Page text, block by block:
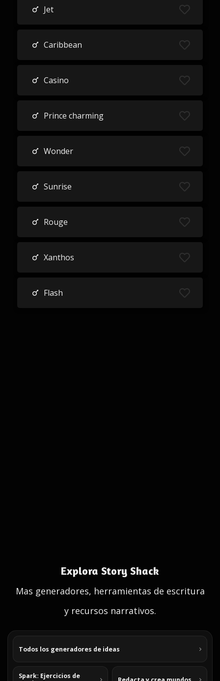
Jet
Caribbean
Casino
Prince charming
Wonder
Sunrise
Rouge
Xanthos
Flash
Explora Story Shack
Mas generadores, herramientas de escritura
y recursos narrativos.
Todos los generadores de ideas
Spark: Ejercicios de